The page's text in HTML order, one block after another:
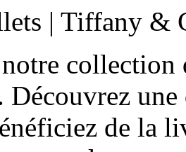
| Tiffany &
Découvrez
de la